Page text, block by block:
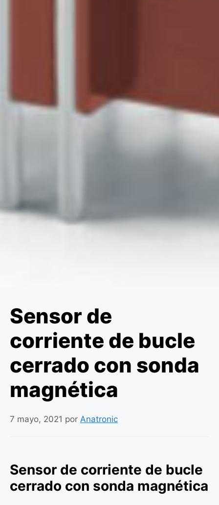
Sensor de
corriente de bucle
cerrado con sonda
magnética
7 mayo, 2021 por Anatronic
Sensor de corriente de bucle
cerrado con sonda magnética